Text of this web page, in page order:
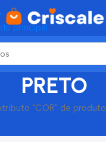
principal
PRETO
"COR" de produto